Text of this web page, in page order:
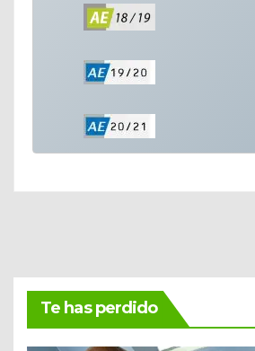
Te has perdido